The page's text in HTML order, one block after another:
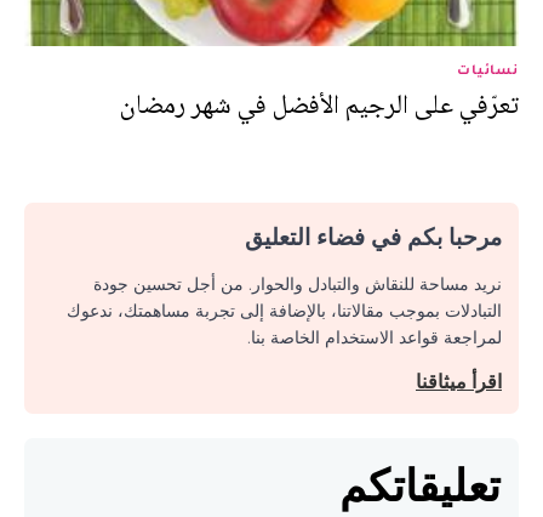
نسائيات
تعرّفي على الرجيم الأفضل في شهر رمضان
مرحبا بكم في فضاء التعليق
نريد مساحة للنقاش والتبادل والحوار. من أجل تحسين جودة
التبادلات بموجب مقالاتنا، بالإضافة إلى تجربة مساهمتك، ندعوك
لمراجعة قواعد الاستخدام الخاصة بنا.
اقرأ ميثاقنا
تعليقاتكم